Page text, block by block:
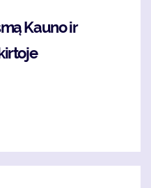
Kauno ir